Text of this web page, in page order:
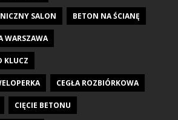
SALON BETON NA ŚCIANĘ
WARSZAWA
KLUCZ
CEGŁA ROZBIÓRKOWA
CIĘCIE BETONU